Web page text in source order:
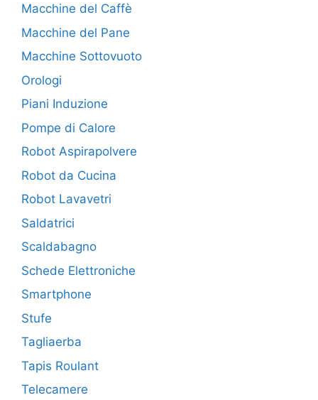
Macchine del Caffè
Macchine del Pane
Macchine Sottovuoto
Orologi
Piani Induzione
Pompe di Calore
Robot Aspirapolvere
Robot da Cucina
Robot Lavavetri
Saldatrici
Scaldabagno
Schede Elettroniche
Smartphone
Stufe
Tagliaerba
Tapis Roulant
Telecamere